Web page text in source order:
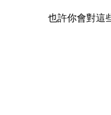
也許你會對這